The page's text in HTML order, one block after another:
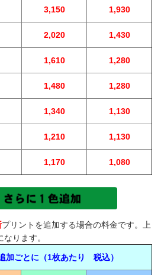
3,150 1,930
2,020 1,430
1,610 1,280
1,480 1,280
1,340 1,130
1,210 1,130
1,170 1,080
プリントを追加する場合の料金です。上
ります。
加ごとに（1枚あたり 税込）